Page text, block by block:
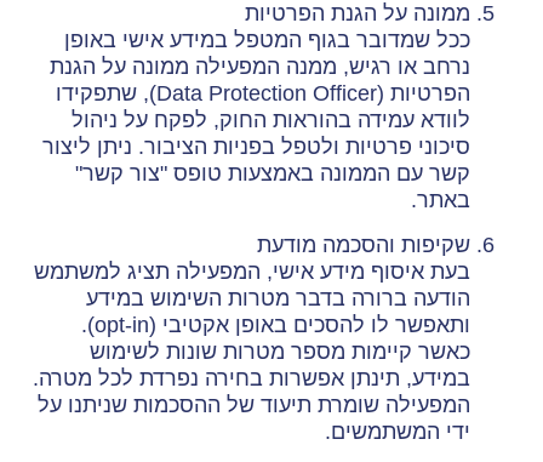
ממונה על הגנת הפרטיות
ככל שמדובר בגוף המטפל במידע אישי באופן
נרחב או רגיש, ממנה המפעילה ממונה על הגנת
הפרטיות (Data Protection Officer), שתפקידו
לוודא עמידה בהוראות החוק, לפקח על ניהול
סיכוני פרטיות ולטפל בפניות הציבור. ניתן ליצור
קשר עם הממונה באמצעות טופס "צור קשר"
באתר.
שקיפות והסכמה מודעת
בעת איסוף מידע אישי, המפעילה תציג למשתמש
הודעה ברורה בדבר מטרות השימוש במידע
ותאפשר לו להסכים באופן אקטיבי (opt-in).
כאשר קיימות מספר מטרות שונות לשימוש
במידע, תינתן אפשרות בחירה נפרדת לכל מטרה.
המפעילה שומרת תיעוד של ההסכמות שניתנו על
ידי המשתמשים.